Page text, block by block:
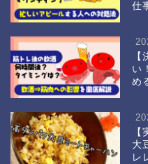
仕
い
め
大
レ